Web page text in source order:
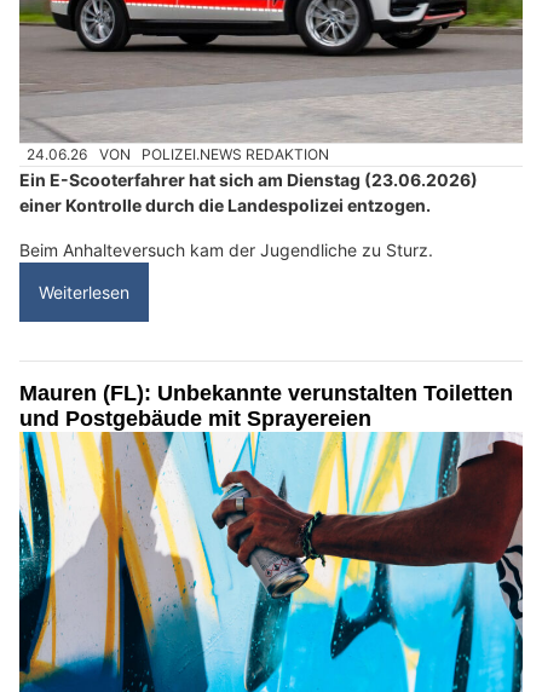
24.06.26 VON POLIZEI.NEWS REDAKTION
Ein E-Scooterfahrer hat sich am Dienstag (23.06.2026)
einer Kontrolle durch die Landespolizei entzogen.
Beim Anhalteversuch kam der Jugendliche zu Sturz.
Weiterlesen
Mauren (FL): Unbekannte verunstalten Toiletten
und Postgebäude mit Sprayereien